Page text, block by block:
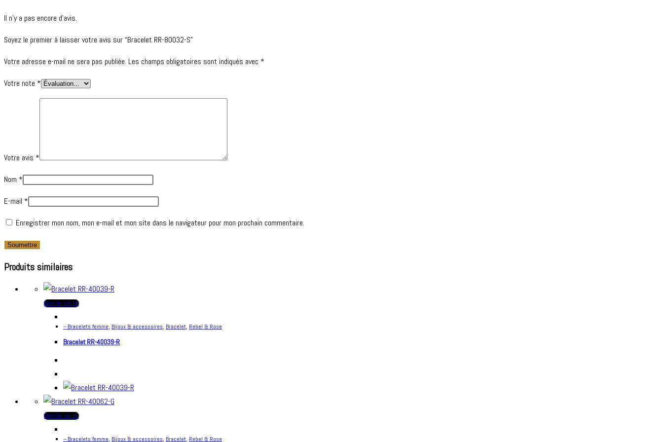
Il n’y a pas encore d’avis.
Soyez le premier à laisser votre avis sur “Bracelet RR-80032-S”
Votre adresse e-mail ne sera pas publiée. Les champs obligatoires sont indiqués avec *
Votre note *
Votre avis *
Nom *
E-mail *
Enregistrer mon nom, mon e-mail et mon site dans le navigateur pour mon prochain commentaire.
Produits similaires
Lire la suite
-- Bracelets femme, Bijoux & accessoires, Bracelet, Rebel & Rose
Bracelet RR-40039-R
Lire la suite
-- Bracelets femme, Bijoux & accessoires, Bracelet, Rebel & Rose